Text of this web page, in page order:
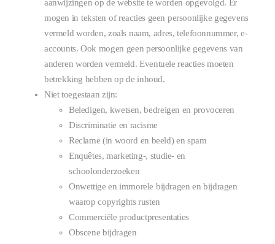
aanwijzingen op de website te worden opgevolgd. Er
mogen in teksten of reacties geen persoonlijke gegevens
vermeld worden, zoals naam, adres, telefoonnummer, e-
accounts. Ook mogen geen persoonlijke gegevens van
anderen worden vermeld. Eventuele reacties moeten
betrekking hebben op de inhoud.
Niet toegestaan zijn:
Beledigen, kwetsen, bedreigen en provoceren
Discriminatie en racisme
Reclame (in woord en beeld) en spam
Enquêtes, marketing-, studie- en
schoolonderzoeken
Onwettige en immorele bijdragen en bijdragen
waarop copyrights rusten
Commerciële productpresentaties
Obscene bijdragen